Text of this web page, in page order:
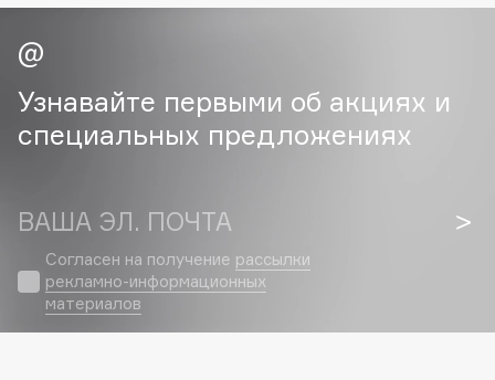
Cadence
Capelli Dorati
Carbon Theory
Carmex
Celimax
Cettua
Chupa Chups
Clarette
Узнавайте первыми об акциях и
специальных предложениях
ВАША ЭЛ. ПОЧТА
Согласен на получение рассылки
рекламно-информационных
материалов